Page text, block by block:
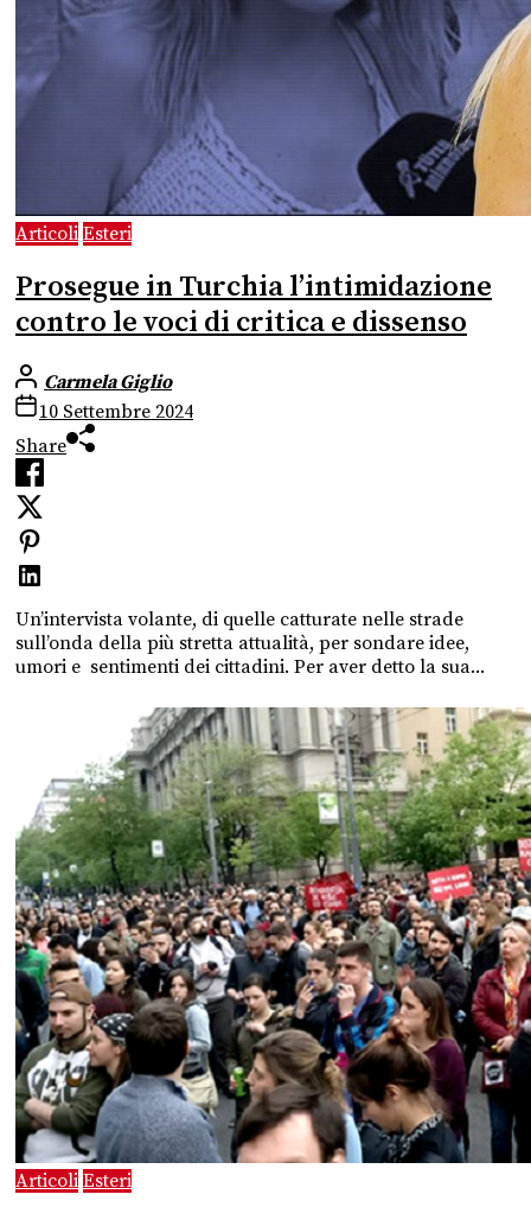
Articoli Esteri
Prosegue in Turchia l’intimidazione
contro le voci di critica e dissenso
Carmela Giglio
10 Settembre 2024
Share
Un’intervista volante, di quelle catturate nelle strade
sull’onda della più stretta attualità, per sondare idee,
umori e sentimenti dei cittadini. Per aver detto la sua...
Articoli Esteri